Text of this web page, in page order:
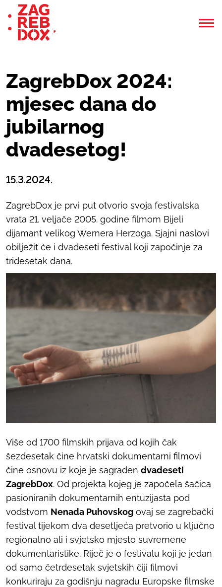
ZagrebDox 2024:
mjesec dana do
jubilarnog
dvadesetog!
15.3.2024.
ZagrebDox je prvi put otvorio svoja festivalska
vrata 21. veljače 2005. godine filmom Bijeli
dijamant velikog Wernera Herzoga. Sjajni naslovi
obilježit će i dvadeseti festival koji započinje za
tridesetak dana.
Više od 1700 filmskih prijava od kojih čak
šezdesetak čine hrvatski dokumentarni filmovi
čine osnovu iz koje je sagrađen dvadeseti
ZagrebDox. Od projekta kojeg je započela šačica
pasioniranih dokumentarnih entuzijasta pod
vodstvom Nenada Puhovskog ovaj se zagrebački
festival tijekom dva desetljeća pretvorio u ključno
regionalno ali i svjetsko mjesto suvremene
dokumentaristike. Riječ je o festivalu koji je jedan
od samo četrdesetak svjetskih čiji filmovi
konkuriraju za godišnju nagradu Europske filmske